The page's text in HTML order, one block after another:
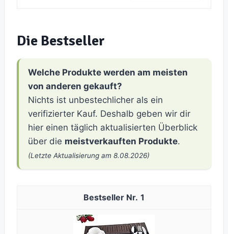
Die Bestseller
Welche Produkte werden am meisten
von anderen gekauft?
Nichts ist unbestechlicher als ein
verifizierter Kauf. Deshalb geben wir dir
hier einen täglich aktualisierten Überblick
über die meistverkauften Produkte.
(Letzte Aktualisierung am 8.08.2026)
1